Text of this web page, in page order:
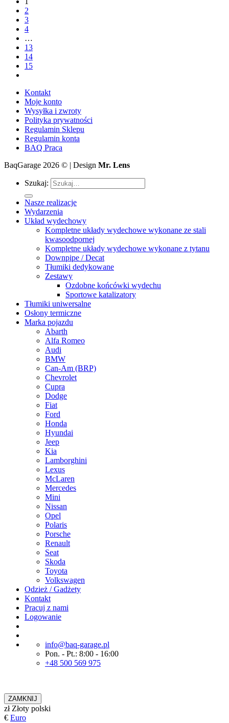
2
3
4
…
13
14
15
Kontakt
Moje konto
Wysyłka i zwroty
Polityka prywatności
Regulamin Sklepu
Regulamin konta
BAQ Praca
BaqGarage 2026 © | Design Mr. Lens
Szukaj:
Nasze realizacje
Wydarzenia
Układ wydechowy
Kompletne układy wydechowe wykonane ze stali
kwasoodpornej
Kompletne układy wydechowe wykonane z tytanu
Downpipe / Decat
Tłumiki dedykowane
Zestawy
Ozdobne końcówki wydechu
Sportowe katalizatory
Tłumiki uniwersalne
Osłony termiczne
Marka pojazdu
Abarth
Alfa Romeo
Audi
BMW
Can-Am (BRP)
Chevrolet
Cupra
Dodge
Fiat
Ford
Honda
Hyundai
Jeep
Kia
Lamborghini
Lexus
McLaren
Mercedes
Mini
Nissan
Opel
Polaris
Porsche
Renault
Seat
Skoda
Toyota
Volkswagen
Odzież / Gadżety
Kontakt
Pracuj z nami
Logowanie
info@baq-garage.pl
Pon. - Pt.: 8:00 - 16:00
+48 500 569 975
ZAMKNIJ
zł Złoty polski
€ Euro